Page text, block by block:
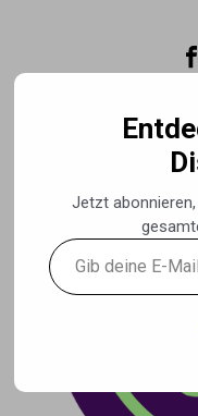
Jetzt
Gib
deine